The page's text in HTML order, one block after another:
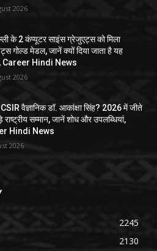
2026
के 2 कंप्यूटर साइंस ग्रेजुएट्स को मिला
गोल्ड मेडल, जानें क्यों दिया जाता है यह
Career Hindi News
2026
वैज्ञानिक डॉ. आकांक्षा सिंह? 2026 में जीते
राष्ट्रीय सम्मान, जानें शोध और उपलब्धियां,
Hindi News
2026
2245
2130